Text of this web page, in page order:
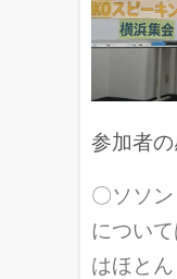
参加者
〇ソソ
につい
はほと